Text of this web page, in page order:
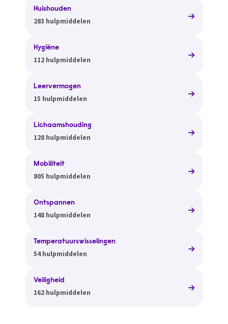
Huishouden
283 hulpmiddelen
Hygiëne
112 hulpmiddelen
Leervermogen
15 hulpmiddelen
Lichaamshouding
128 hulpmiddelen
Mobiliteit
805 hulpmiddelen
Ontspannen
148 hulpmiddelen
Temperatuurswisselingen
54 hulpmiddelen
Veiligheid
162 hulpmiddelen